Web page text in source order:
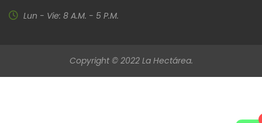
Lun - Vie: 8 A.M. - 5 P.M.
Copyright © 2022 La Hectárea.